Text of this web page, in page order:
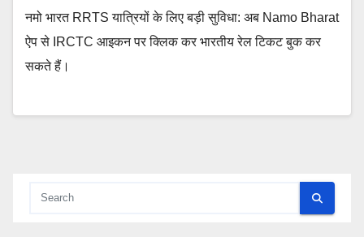
नमो भारत RRTS यात्रियों के लिए बड़ी सुविधा: अब Namo Bharat
ऐप से IRCTC आइकन पर क्लिक कर भारतीय रेल टिकट बुक कर
सकते हैं।